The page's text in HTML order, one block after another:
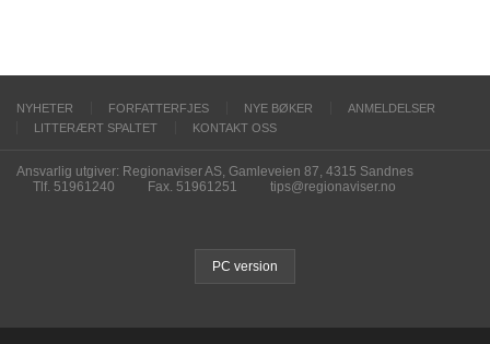
NYHETER FORFATTERFJES NYE BØKER
ANMELDELSER
LITTERÆRT SPALTET
KONTAKT OSS
Ansvarlig utgiver: Regionaviser AS, Gamleveien 87, 4315 Sandnes
Tlf. 51961240
Fax. 51961251 tips@regionaviser.no
PC version